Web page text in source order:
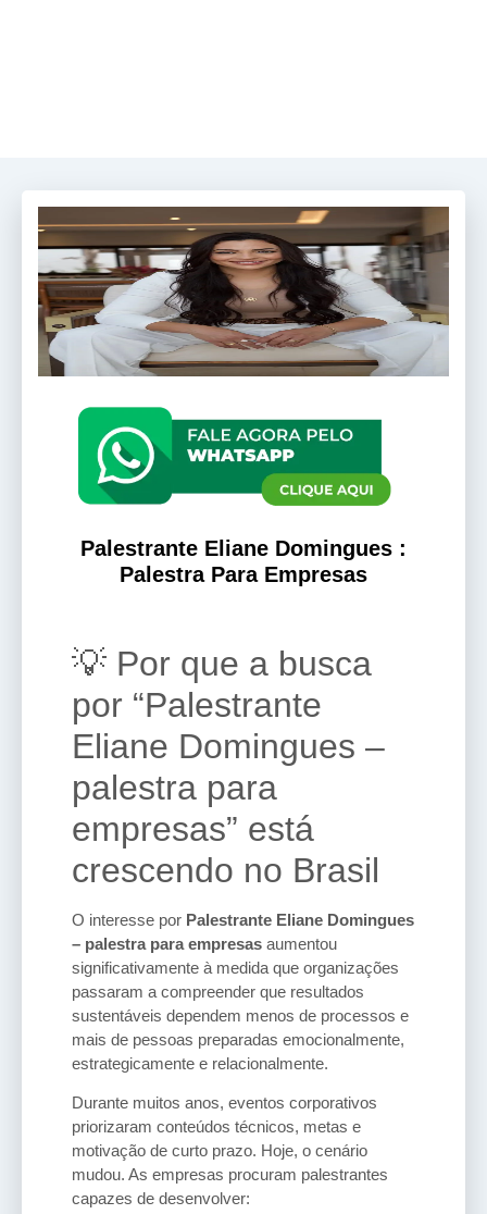
Palestrante Eliane Domingues :
Palestra Para Empresas
💡 Por que a busca
por “Palestrante
Eliane Domingues –
palestra para
empresas” está
crescendo no Brasil
O interesse por Palestrante Eliane Domingues
– palestra para empresas aumentou
significativamente à medida que organizações
passaram a compreender que resultados
sustentáveis dependem menos de processos e
mais de pessoas preparadas emocionalmente,
estrategicamente e relacionalmente.
Durante muitos anos, eventos corporativos
priorizaram conteúdos técnicos, metas e
motivação de curto prazo. Hoje, o cenário
mudou. As empresas procuram palestrantes
capazes de desenvolver: